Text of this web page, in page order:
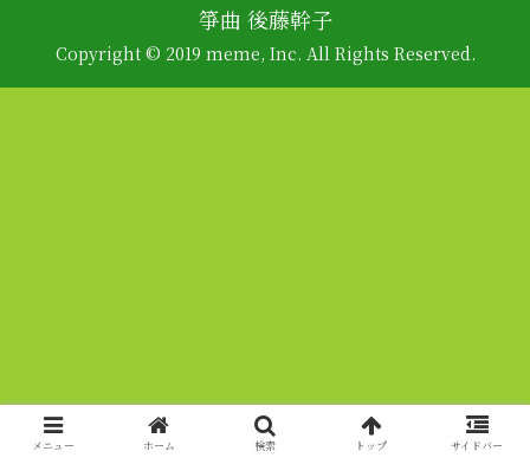
箏曲 後藤幹子
Copyright © 2019 meme, Inc. All Rights Reserved.
メニュー ホーム 検索 トップ サイドバー